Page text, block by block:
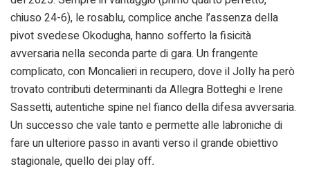
chiuso 24-6), le rosablu, complice anche l’assenza della
pivot svedese Okodugha, hanno sofferto la fisicità
avversaria nella seconda parte di gara. Un frangente
complicato, con Moncalieri in recupero, dove il Jolly ha però
trovato contributi determinanti da Allegra Botteghi e Irene
Sassetti, autentiche spine nel fianco della difesa avversaria.
Un successo che vale tanto e permette alle labroniche di
fare un ulteriore passo in avanti verso il grande obiettivo
stagionale, quello dei play off.